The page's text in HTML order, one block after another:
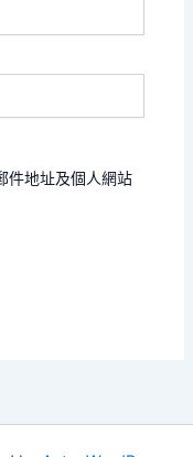
件地址及個人網站